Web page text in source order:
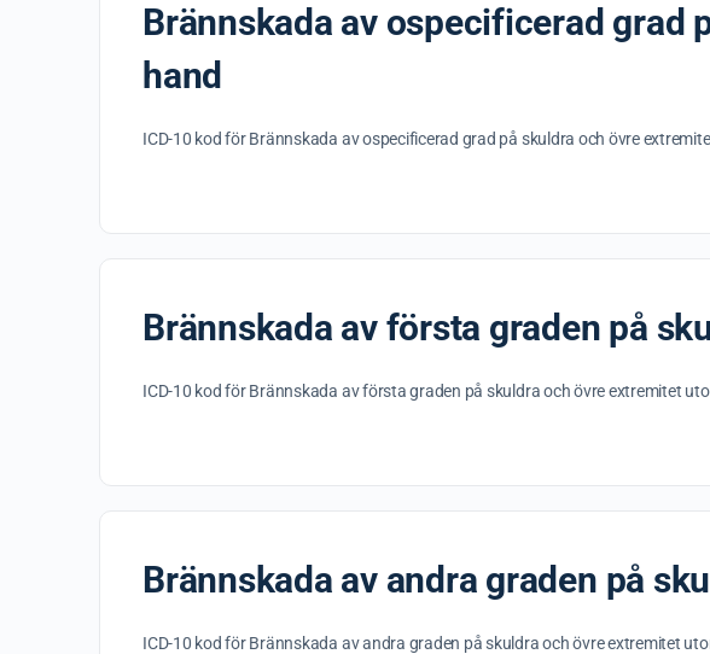
Brännskada av ospecificerad grad
hand
ICD-10 kod för Brännskada av ospecificerad grad på skuldra och övre
Brännskada av första graden på
ICD-10 kod för Brännskada av första graden på skuldra och övre extremitet
Brännskada av andra graden på
ICD-10 kod för Brännskada av andra graden på skuldra och övre extremitet